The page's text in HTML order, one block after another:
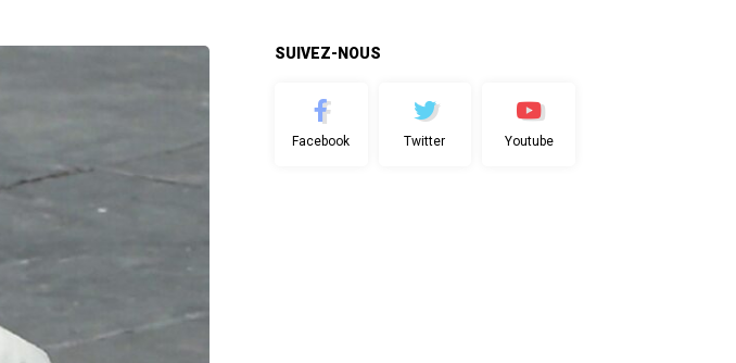
SUIVEZ-NOUS
Facebook Twitter Youtube